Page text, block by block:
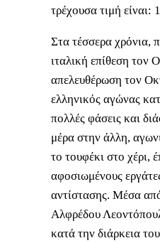
τρέχουσα τιμή είναι:
Στα τέσσερα χρόνια,
ιταλική επίθεση τον
απελευθέρωση τον
ελληνικός αγώνας
πολλές φάσεις και
μέρα στην άλλη,
το τουφέκι στο χέρι,
αφοσιωμένους
αντίστασης. Μέσα
Αλφρέδου
κατά την διάρκεια